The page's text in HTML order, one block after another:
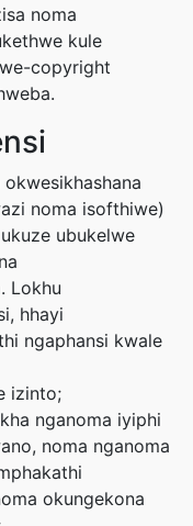
noma
kule
copyright
noma isofthiwe)
ubukelwe
Lokhu
hhayi
ngaphansi kwale
izinto;
nganoma iyiphi
noma nganoma
okungekona